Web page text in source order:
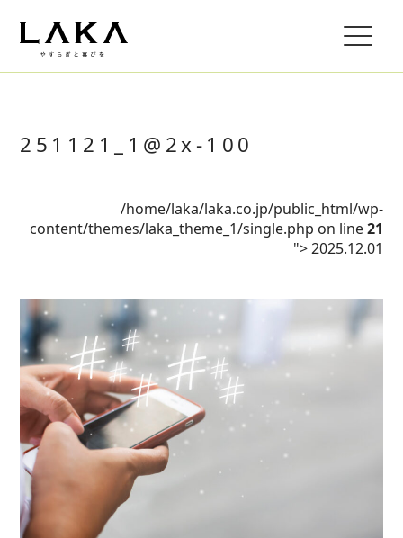
251121_1@2x-100
/home/laka/laka.co.jp/public_html/wp-
content/themes/laka_theme_1/single.php on line21
">2025.12.01